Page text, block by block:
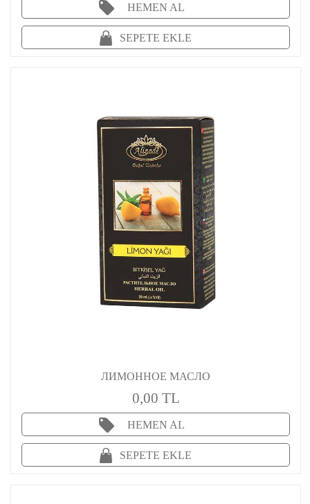
HEMEN AL
SEPETE EKLE
ЛИМОННОЕ МАСЛО
0,00 TL
HEMEN AL
SEPETE EKLE